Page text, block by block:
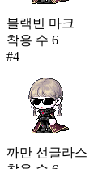
블랙빈 마크
착용 수 6
#4
까만 선글라스